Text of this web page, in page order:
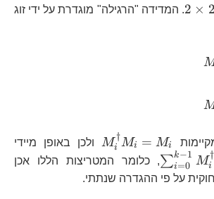
2\times22 × 2
. המדידה "הרגילה" מוגדרת על ידי זוג
{cc} 1 &
{cc} 0 &
Mi
† Mi = Mi
ולכן באופן מיידי
∑i=0
k−1 Mi
†
, כלומר המטריצות הללו אכן
על פי ההגדרה שנתתי.